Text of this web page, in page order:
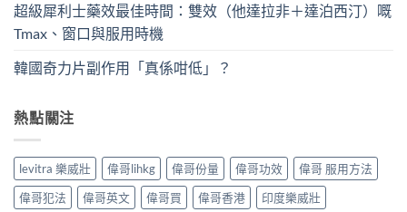
超級犀利士藥效最佳時間：雙效（他達拉非＋達泊西汀）嘅
Tmax、窗口與服用時機
韓國奇力片副作用「真係咁低」？
熱點關注
levitra 樂威壯 偉哥lihkg 偉哥份量 偉哥功效
偉哥 服用方法
偉哥犯法
偉哥英文 偉哥買 偉哥香港 印度樂威壯